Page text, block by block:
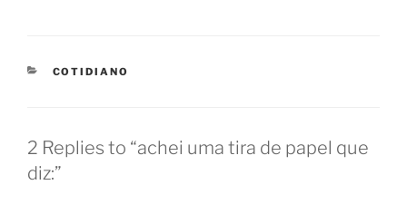
CATEGORIES
COTIDIANO
2 Replies to “achei uma tira de papel que
diz:”